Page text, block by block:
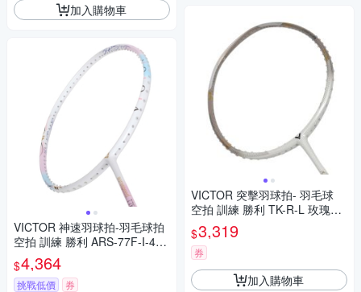
加入購物車
VICTOR 神速羽球拍-羽毛球拍
空拍 訓練 勝利 ARS-77F-I-4U
粉紅藍白金
$4,364
挑戰低價 券
VICTOR 突擊羽球拍- 羽毛球
空拍 訓練 勝利 TK-R-L 玫瑰金
白
$3,319
券
加入購物車